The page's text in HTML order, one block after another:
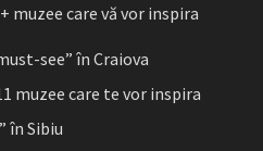
muzee care vă vor inspira
see” în Craiova
muzee care te vor inspira
în Sibiu